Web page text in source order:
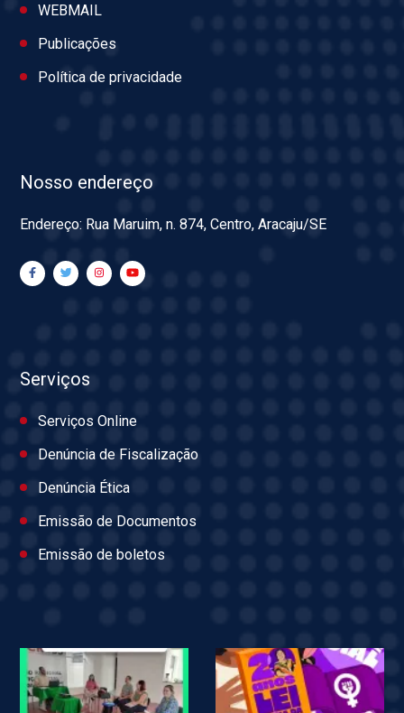
WEBMAIL
Publicações
Política de privacidade
Nosso endereço
Endereço: Rua Maruim, n. 874, Centro, Aracaju/SE
Serviços
Serviços Online
Denúncia de Fiscalização
Denúncia Ética
Emissão de Documentos
Emissão de boletos